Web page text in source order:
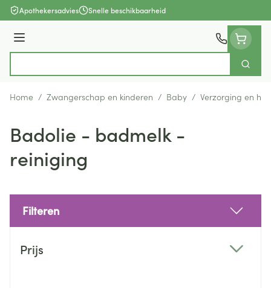
Ga naar de inhoud
Apothekersadvies Snelle beschikbaarheid
Menu
Zoek
Home / Zwangerschap en kinderen / Baby / Verzorging en
Badolie - badmelk -
reiniging
Filteren
Prijs